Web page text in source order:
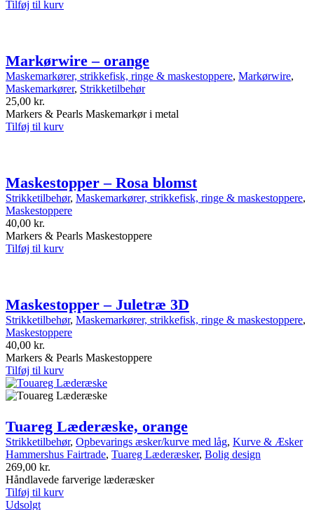
Tilføj til kurv
Markørwire – orange
Maskemarkører, strikkefisk, ringe & maskestoppere, Markørwire,
Maskemarkører, Strikketilbehør
25,00 kr.
Markers & Pearls Maskemarkør i metal
Tilføj til kurv
Maskestopper – Rosa blomst
Strikketilbehør, Maskemarkører, strikkefisk, ringe & maskestoppere,
Maskestoppere
40,00 kr.
Markers & Pearls Maskestoppere
Tilføj til kurv
Maskestopper – Juletræ 3D
Strikketilbehør, Maskemarkører, strikkefisk, ringe & maskestoppere,
Maskestoppere
40,00 kr.
Markers & Pearls Maskestoppere
Tilføj til kurv
Tuareg Læderæske, orange
Strikketilbehør, Opbevarings æsker/kurve med låg, Kurve & Æsker
Hammershus Fairtrade, Tuareg Læderæsker, Bolig design
269,00 kr.
Håndlavede farverige læderæsker
Tilføj til kurv
Udsolgt